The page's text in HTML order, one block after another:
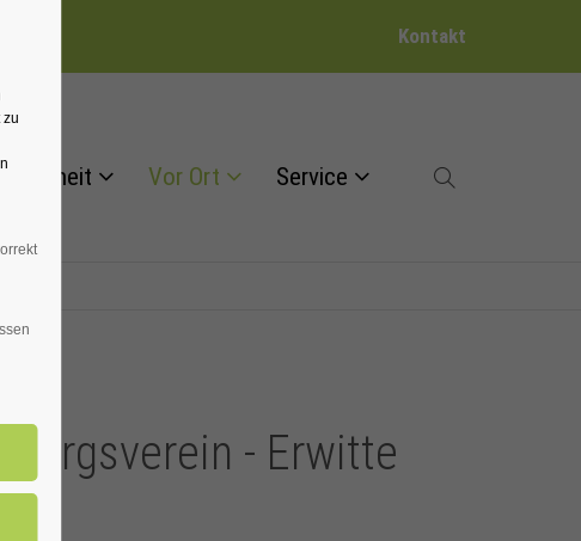
Kontakt
Vor Ort Service
- Erwitte
zu